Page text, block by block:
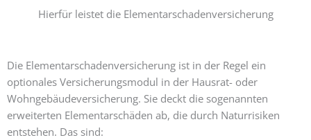
Hierfür leistet die Elementarschadenversicherung
Die Elementarschadenversicherung ist in der Regel ein
optionales Versicherungsmodul in der Hausrat- oder
Wohngebäudeversicherung. Sie deckt die sogenannten
erweiterten Elementarschäden ab, die durch Naturrisiken
entstehen. Das sind: